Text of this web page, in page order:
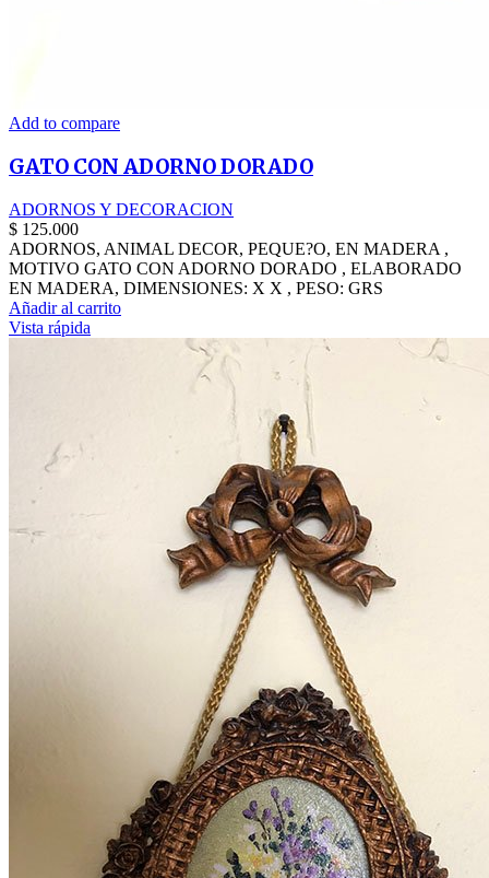
Add to compare
GATO CON ADORNO DORADO
ADORNOS Y DECORACION
$ 125.000
ADORNOS, ANIMAL DECOR, PEQUE?O, EN MADERA ,
MOTIVO GATO CON ADORNO DORADO , ELABORADO
EN MADERA, DIMENSIONES: X X , PESO: GRS
Añadir al carrito
Vista rápida